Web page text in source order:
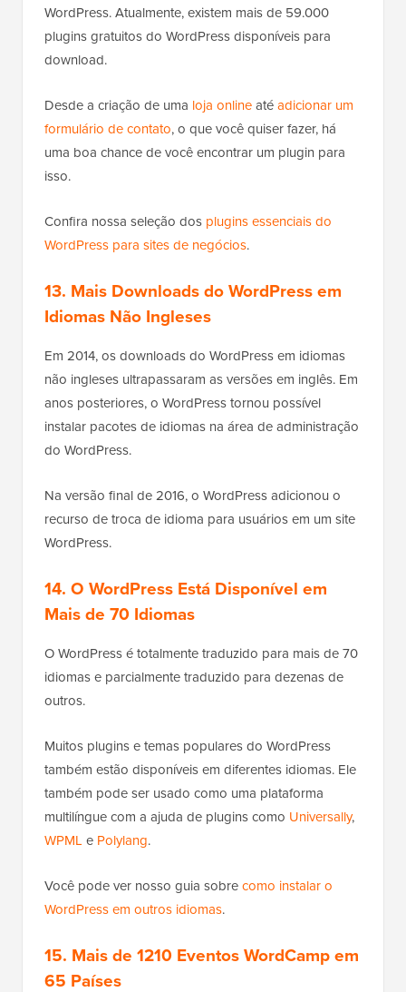
WordPress. Atualmente, existem mais de 59.000
plugins gratuitos do WordPress disponíveis para
download.
Desde a criação de uma loja onlineatéadicionar um
formulário de contato, o que você quiser fazer, há
uma boa chance de você encontrar um plugin para
isso.
Confira nossa seleção dos plugins essenciais do
WordPress para sites de negócios.
13. Mais Downloads do WordPress em
Idiomas Não Ingleses
Em 2014, os downloads do WordPress em idiomas
não ingleses ultrapassaram as versões em inglês. Em
anos posteriores, o WordPress tornou possível
instalar pacotes de idiomas na área de administração
do WordPress.
Na versão final de 2016, o WordPress adicionou o
recurso de troca de idioma para usuários em um site
WordPress.
14. O WordPress Está Disponível em
Mais de 70 Idiomas
O WordPress é totalmente traduzido para mais de 70
idiomas e parcialmente traduzido para dezenas de
outros.
Muitos plugins e temas populares do WordPress
também estão disponíveis em diferentes idiomas. Ele
também pode ser usado como uma plataforma
multilíngue com a ajuda de plugins como Universally,
WPML e Polylang.
Você pode ver nosso guia sobrecomo instalar o
WordPress em outros idiomas.
15. Mais de 1210 Eventos WordCamp em
65 Países